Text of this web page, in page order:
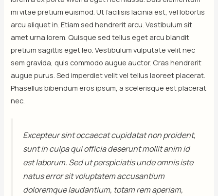
mi vitae pretium euismod. Ut facilisis lacinia est, vel lobortis
arcu aliquet in. Etiam sed hendrerit arcu. Vestibulum sit
amet urna lorem. Quisque sed tellus eget arcu blandit
pretium sagittis eget leo. Vestibulum vulputate velit nec
sem gravida, quis commodo augue auctor. Cras hendrerit
augue purus. Sed imperdiet velit vel tellus laoreet placerat.
Phasellus bibendum eros ipsum, a scelerisque est placerat
nec.
Excepteur sint occaecat cupidatat non proident,
sunt in culpa qui officia deserunt mollit anim id
est laborum. Sed ut perspiciatis unde omnis iste
natus error sit voluptatem accusantium
doloremque laudantium, totam rem aperiam,